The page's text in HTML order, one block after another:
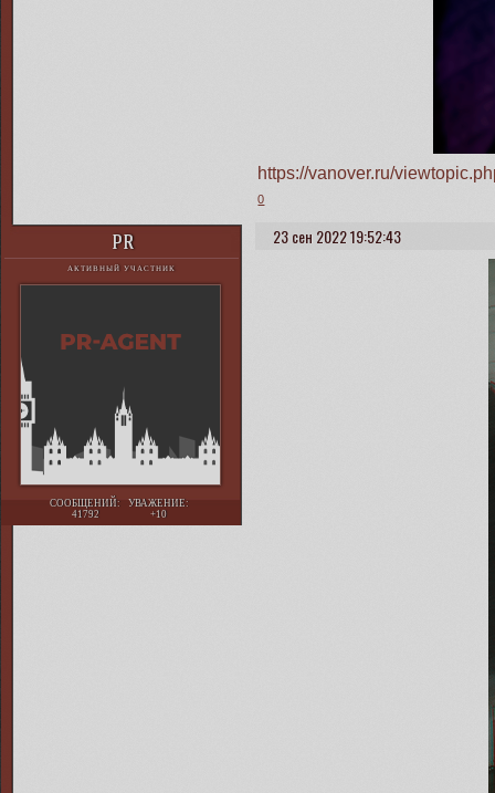
https://vanover.ru/
0
23 сен 2022 19:52:43
PR
АКТИВНЫЙ УЧАСТНИК
СООБЩЕНИЙ:
41792
УВАЖЕНИЕ:
+10